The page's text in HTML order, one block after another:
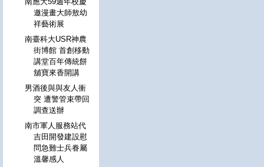
邀漫畫大師敖幼
祥藝術展
南臺科大USR神農
街博館 首創移動
講堂百年傳統餅
舖寶來香開講
男酒後與與友人衝
突 遭警管束帶回
調查送辦
南市軍人服務站代
吉田開發建設慰
問急難士兵眷屬
溫馨感人